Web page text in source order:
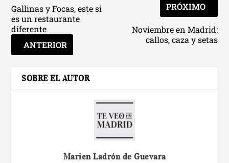
Gallinas y Focas, este si
es un restaurante
diferente
ANTERIOR
PRÓXIMO
Noviembre en Madrid:
callos, caza y setas
SOBRE EL AUTOR
Marien Ladrón de Guevara